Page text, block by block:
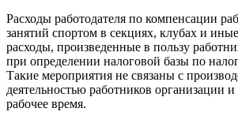
Расходы работодателя по компенсации
занятий спортом в секциях, клубах и
расходы, произведенные в пользу
при определении налоговой базы по
Такие мероприятия не связаны с
деятельностью работников организации и
рабочее время.